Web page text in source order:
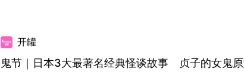
开罐
鬼节｜日本3大最著名经典怪谈故事 贞子的女鬼